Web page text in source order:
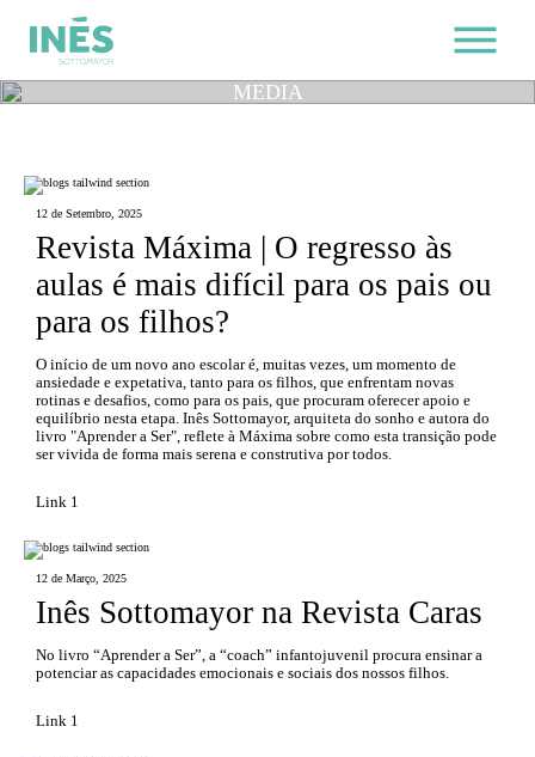
MEDIA
12 de Setembro, 2025
Revista Máxima | O regresso às
aulas é mais difícil para os pais ou
para os filhos?
O início de um novo ano escolar é, muitas vezes, um momento de
ansiedade e expetativa, tanto para os filhos, que enfrentam novas
rotinas e desafios, como para os pais, que procuram oferecer apoio e
equilíbrio nesta etapa. Inês Sottomayor, arquiteta do sonho e autora do
livro "Aprender a Ser", reflete à Máxima sobre como esta transição pode
ser vivida de forma mais serena e construtiva por todos.
Link 1
12 de Março, 2025
Inês Sottomayor na Revista Caras
No livro “Aprender a Ser”, a “coach” infantojuvenil procura ensinar a
potenciar as capacidades emocionais e sociais dos nossos filhos.
Link 1